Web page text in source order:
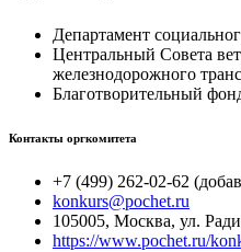
Департамент
Центральный Совета
железнодорожного
Благотворительный
Контакты оргкомитета
+7 (499) 262-02-62
konkurs@pochet.ru
105005, Москва, ул.
https://www.pochet.ru/